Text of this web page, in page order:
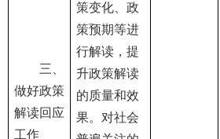
三、
做好政策
解读回应
工作
策变化、政
策预期等进
行解读，提
升政策解读
的质量和效
果。对社会